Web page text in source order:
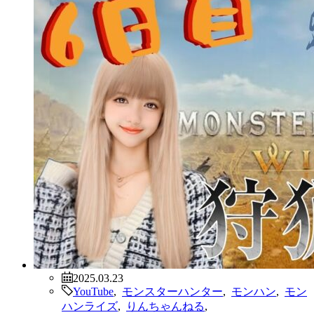
2025.03.23
YouTube
モンスターハンター モンハン
モン
ハンライズ
りんちゃんねる